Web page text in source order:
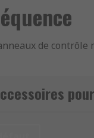
de
automatisés